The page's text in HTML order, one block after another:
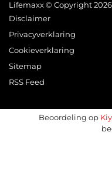
Lifemaxx © Copyright 2026
Disclaimer
Privacyverklaring
Cookieverklaring
Sitemap
RSS Feed
Beoordeling op